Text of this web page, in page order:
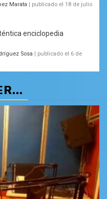
Marata | publicado el 18 de julio
enciclopedia
Sosa | publicado el 6 de